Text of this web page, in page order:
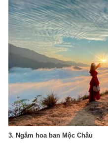
3. Ngắm hoa ban Mộc Châu